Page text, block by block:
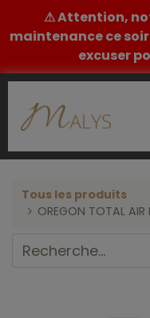
⚠ Attention,
maintenance ce
excuser
Tous les produits
OREGON TOTAL